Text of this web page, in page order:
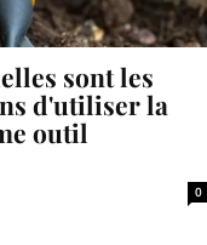
sont les
d'utiliser la
outil
0